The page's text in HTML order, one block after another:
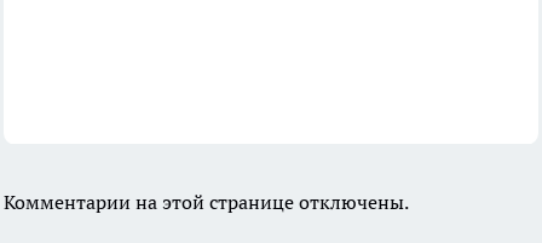
Комментарии на этой странице отключены.